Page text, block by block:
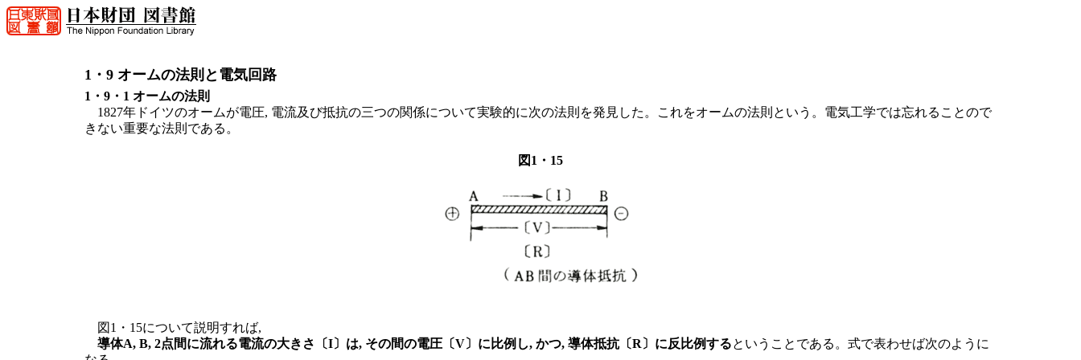
1・9 オームの法則と電気回路
1・9・1 オームの法則
1827年ドイツのオームが電圧, 電流及び抵抗の三つの関係について実験的に次の法則を発見した。これをオームの法則という。電気工学では忘れることので
きない重要な法則である。
図1・15
図1・15について説明すれば,
導体A, B, 2点間に流れる電流の大きさ〔I〕は, その間の電圧〔V〕に比例し, かつ, 導体抵抗〔R〕に反比例するということである。式で表わせば次のように